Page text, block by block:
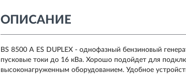
ОПИСАНИЕ
BS 8500 A ES DUPLEX - однофазный бензиновый
пусковые токи до 16 кВа. Хорошо подойдет для
высоконагруженным оборудованием. Удобное